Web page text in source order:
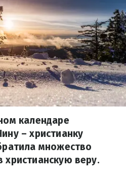
календаре
– христианку
множество
веру.